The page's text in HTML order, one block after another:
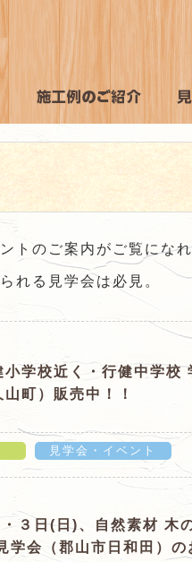
トのご案内がご覧になれ
れる見学会は必見。
見学会・イベント
小学校近く・行健中学校
町）販売中！！
学校 学区！！プラン
・３日(日)、自然素材
学会（郡山市日和田）の